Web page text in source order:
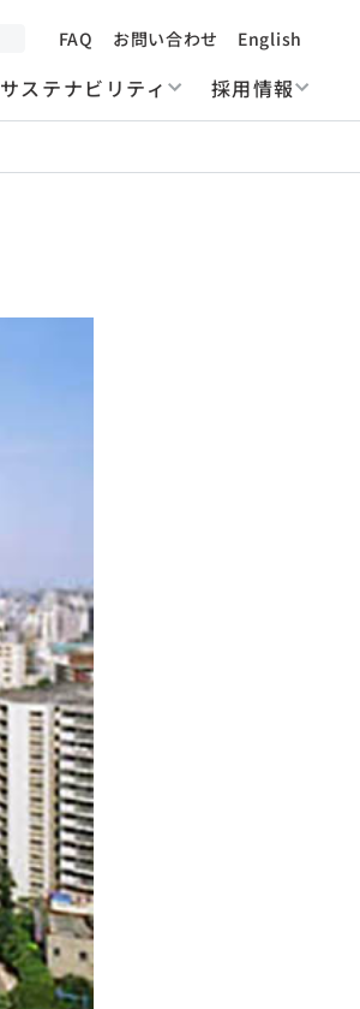
FAQ お問い合わせ English
サステナビリティ 採用情報